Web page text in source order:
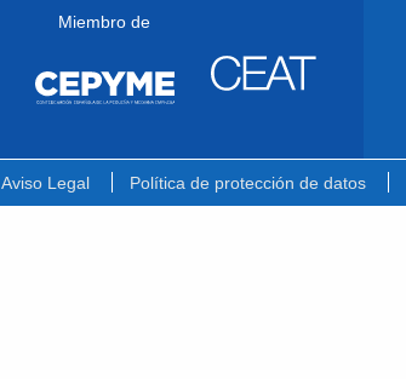
Miembro de
Aviso Legal Política de protección de datos